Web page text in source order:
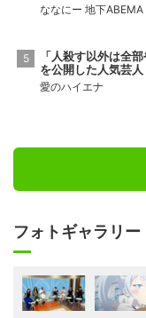
ななにー 地下ABEMA
「人殺す以外は全
を公開した人気芸人
愛のハイエナ
フォトギャラリー